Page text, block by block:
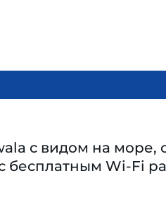
с видом на
бесплатным Wi-Fi